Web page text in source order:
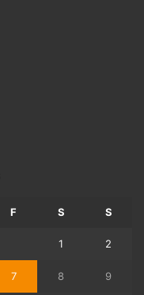
F S S
1 2
7 8 9